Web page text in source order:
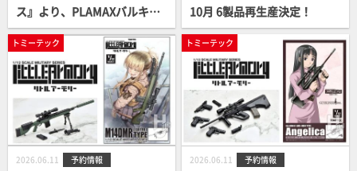
ス』より、PLAMAXバルキリ
ーシリーズに銀河最強夫婦が
搭乗する機体が登場！「PLA
MAX VF-1J スーパーファイタ
ーバルキリー マックス＆ミリ
ア 銀河最強セット」予約案内
開始！
10月 6製品再生産決定！
トミーテック
2026.06.11 予約情報
トミーテック
2026.06.11 予約情報